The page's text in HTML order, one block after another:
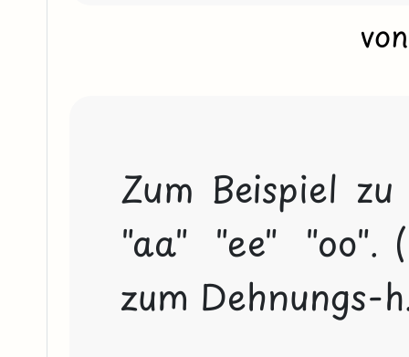
Zum Beispiel
"aa"  "ee"  "oo".
zum Dehnungs-